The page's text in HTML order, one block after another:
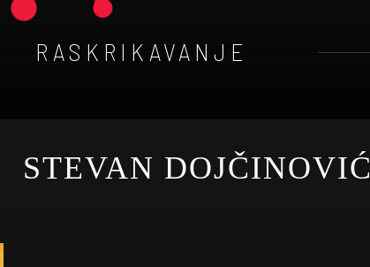
RASKRIKAVANJE
STEVAN DOJČINOVIĆ